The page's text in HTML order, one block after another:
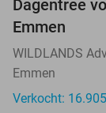
Dagentree
Emmen
WILDLANDS
Emmen
Verkocht: 16.905